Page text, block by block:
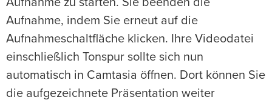
Aufnahme, indem Sie erneut auf die
Aufnahmeschaltfläche klicken. Ihre Videodatei
einschließlich Tonspur sollte sich nun
automatisch in Camtasia öffnen. Dort können Sie
die aufgezeichnete Präsentation weiter